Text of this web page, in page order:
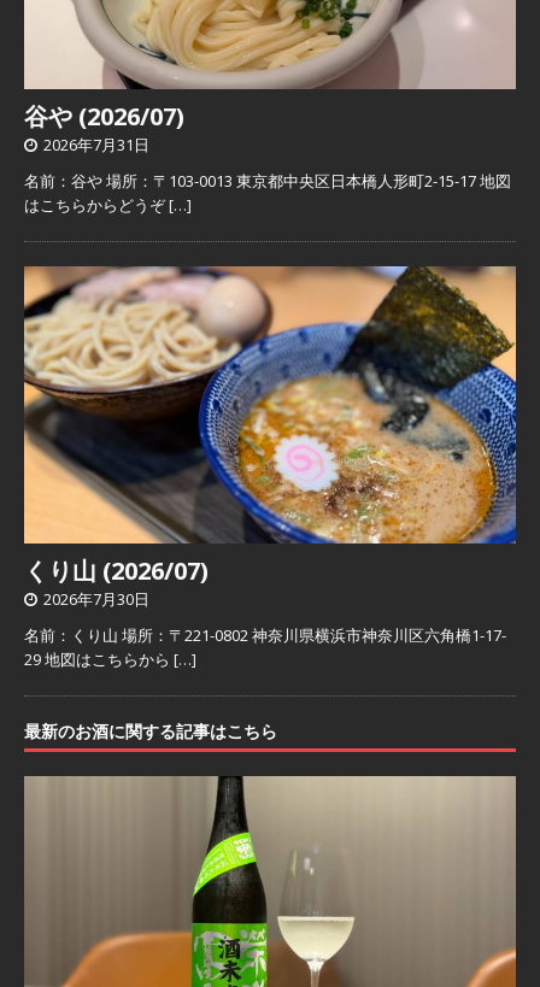
谷や (2026/07)
2026年7月31日
名前：谷や 場所：〒103-0013 東京都中央区日本橋人形町2-15-17 地図
はこちらからどうぞ[…]
くり山 (2026/07)
2026年7月30日
名前：くり山 場所：〒221-0802 神奈川県横浜市神奈川区六角橋1-17-
29 地図はこちらから […]
最新のお酒に関する記事はこちら